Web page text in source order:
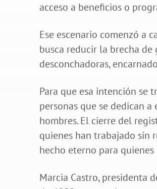
acceso a beneficios o
Ese escenario comenzó a
busca reducir la brecha
desconchadoras,
Para que esa intención se
personas que se dedican
hombres. El cierre del
quienes han trabajado sin
hecho eterno para
Marcia Castro, presidenta